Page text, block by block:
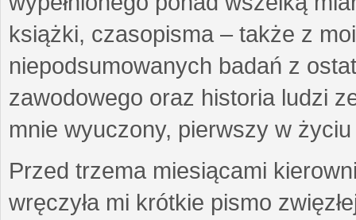
książki, czasopisma – także z
niepodsumowanych badań z
zawodowego oraz historia ludzi
mnie wyuczony, pierwszy w
Przed trzema miesiącami
wręczyła mi krótkie pismo